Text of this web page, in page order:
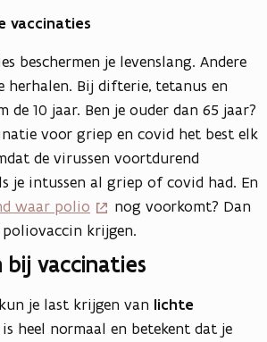
vaccinaties
beschermen je levenslang. Andere
herhalen. Bij difterie, tetanus en
de 10 jaar. Ben je ouder dan 65 jaar?
voor griep en covid het best elk
de virussen voortdurend
je intussen al griep of covid had. En
waar polio
nog voorkomt? Dan
krijgen.
vaccinaties
je last krijgen van lichte
heel normaal en betekent dat je